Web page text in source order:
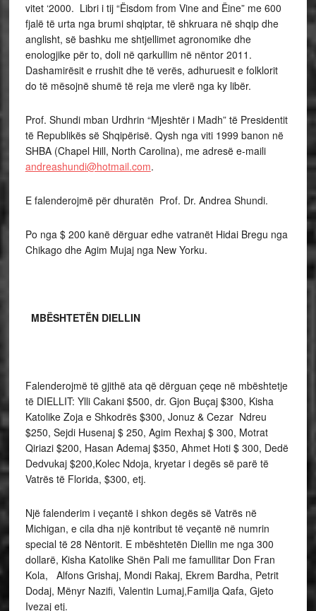
vitet ‘2000. Libri i tij “Ëisdom from Vine and Ëine” me 600
fjalë të urta nga brumi shqiptar, të shkruara në shqip dhe
anglisht, së bashku me shtjellimet agronomike dhe
enologjike për to, doli në qarkullim në nëntor 2011.
Dashamirësit e rrushit dhe të verës, adhuruesit e folklorit
do të mësojnë shumë të reja me vlerë nga ky libër.
Prof. Shundi mban Urdhrin “Mjeshtër i Madh” të Presidentit
të Republikës së Shqipërisë. Qysh nga viti 1999 banon në
SHBA (Chapel Hill, North Carolina), me adresë e-maili
andreashundi@hotmail.com.
E falenderojmë për dhuratën Prof. Dr. Andrea Shundi.
Po nga $ 200 kanë dërguar edhe vatranët Hidai Bregu nga
Chikago dhe Agim Mujaj nga New Yorku.
MBËSHTETËN DIELLIN
Falenderojmë të gjithë ata që dërguan çeqe në mbështetje
të DIELLIT: Ylli Cakani $500, dr. Gjon Buçaj $300, Kisha
Katolike Zoja e Shkodrës $300, Jonuz & Cezar Ndreu
$250, Sejdi Husenaj $ 250, Agim Rexhaj $ 300, Motrat
Qiriazi $200, Hasan Ademaj $350, Ahmet Hoti $ 300, Dedë
Dedvukaj $200,Kolec Ndoja, kryetar i degës së parë të
Vatrës të Florida, $300, etj.
Një falenderim i veçantë i shkon degës së Vatrës në
Michigan, e cila dha një kontribut të veçantë në numrin
special të 28 Nëntorit. E mbështetën Diellin me nga 300
dollarë, Kisha Katolike Shën Pali me famullitar Don Fran
Kola, Alfons Grishaj, Mondi Rakaj, Ekrem Bardha, Petrit
Dodaj, Mënyr Nazifi, Valentin Lumaj,Familja Qafa, Gjeto
Ivezaj etj.